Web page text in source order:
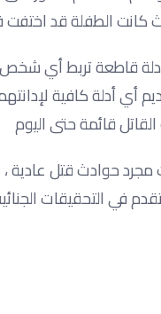
الطفلة قد اختفت
قاطعة تربط أي شخص
أي أدلة كافية
قائمة حتى اليوم
مجرد حوادث قتل
في التحقيقات